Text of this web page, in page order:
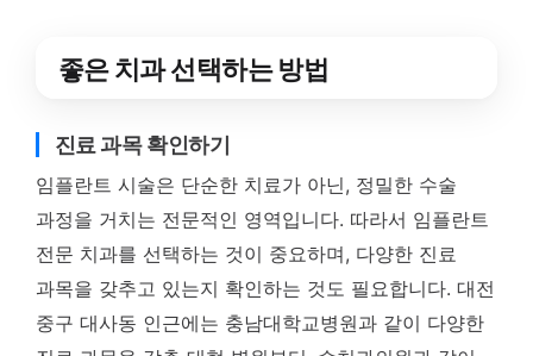
좋은 치과 선택하는 방법
진료 과목 확인하기
임플란트 시술은 단순한 치료가 아닌, 정밀한 수술
과정을 거치는 전문적인 영역입니다. 따라서 임플란트
전문 치과를 선택하는 것이 중요하며, 다양한 진료
과목을 갖추고 있는지 확인하는 것도 필요합니다. 대전
중구 대사동 인근에는 충남대학교병원과 같이 다양한